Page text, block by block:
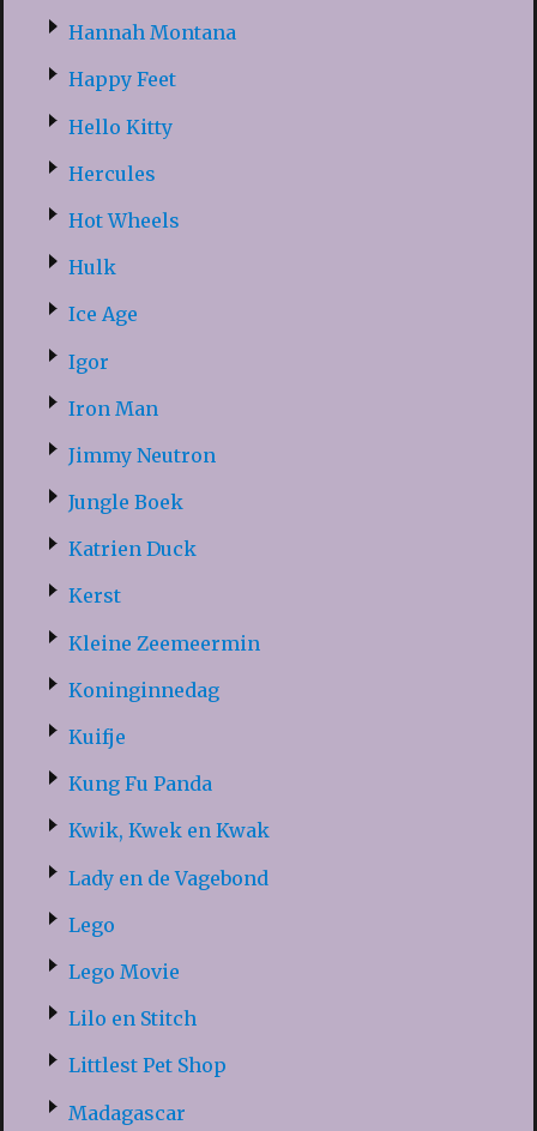
Hannah Montana
Happy Feet
Hello Kitty
Hercules
Hot Wheels
Hulk
Ice Age
Igor
Iron Man
Jimmy Neutron
Jungle Boek
Katrien Duck
Kerst
Kleine Zeemeermin
Koninginnedag
Kuifje
Kung Fu Panda
Kwik, Kwek en Kwak
Lady en de Vagebond
Lego
Lego Movie
Lilo en Stitch
Littlest Pet Shop
Madagascar